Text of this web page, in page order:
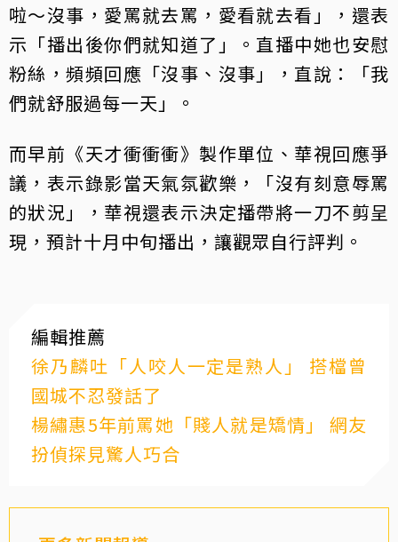
啦～沒事，愛罵就去罵，愛看就去看」，還表
示「播出後你們就知道了」。直播中她也安慰
粉絲，頻頻回應「沒事、沒事」，直說：「我
們就舒服過每一天」。
而早前《天才衝衝衝》製作單位、華視回應爭
議，表示錄影當天氣氛歡樂，「沒有刻意辱罵
的狀況」，華視還表示決定播帶將一刀不剪呈
現，預計十月中旬播出，讓觀眾自行評判。
編輯推薦
徐乃麟吐「人咬人一定是熟人」 搭檔曾
國城不忍發話了
楊繡惠5年前罵她「賤人就是矯情」 網友
扮偵探見驚人巧合